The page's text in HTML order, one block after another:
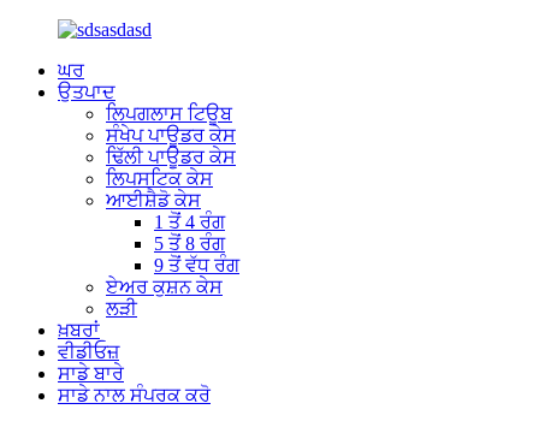
ਘਰ
ਉਤਪਾਦ
ਲਿਪਗਲਾਸ ਟਿਊਬ
ਸੰਖੇਪ ਪਾਊਡਰ ਕੇਸ
ਢਿੱਲੀ ਪਾਊਡਰ ਕੇਸ
ਲਿਪਸਟਿਕ ਕੇਸ
ਆਈਸ਼ੈਡੋ ਕੇਸ
1 ਤੋਂ 4 ਰੰਗ
5 ਤੋਂ 8 ਰੰਗ
9 ਤੋਂ ਵੱਧ ਰੰਗ
ਏਅਰ ਕੁਸ਼ਨ ਕੇਸ
ਲੜੀ
ਖ਼ਬਰਾਂ
ਵੀਡੀਓਜ਼
ਸਾਡੇ ਬਾਰੇ
ਸਾਡੇ ਨਾਲ ਸੰਪਰਕ ਕਰੋ